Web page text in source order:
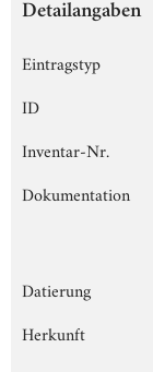
Detailangaben
Eintragstyp
ID
Inventar-Nr.
Dokumentation
Datierung
Herkunft